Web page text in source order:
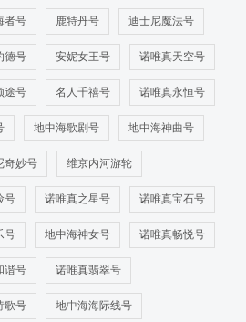
者号 鹿特丹号 迪士尼魔法号
德号 安妮女王号 诺唯真天空号
途号 名人千禧号 诺唯真永恒号
地中海歌剧号 地中海神曲号
奇妙号 维京内河游轮
号 诺唯真之星号 诺唯真宝石号
号 地中海神女号 诺唯真畅悦号
谐号 诺唯真翡翠号
歌号 地中海海际线号